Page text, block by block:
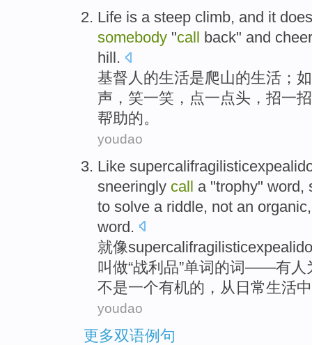
Life is a steep climb, and it
somebody "call back" and
hill.
基督 人 的生活是爬山的生活；
声，笑一笑，点一点头 ，招一
帮助的。
youdao
Like
sneeringly call a "trophy" word,
to solve a riddle, not an organic
word.
就像
叫做“战利品”单词的词——有人
不是一个有机的，从日常生活
youdao
更多双语例句